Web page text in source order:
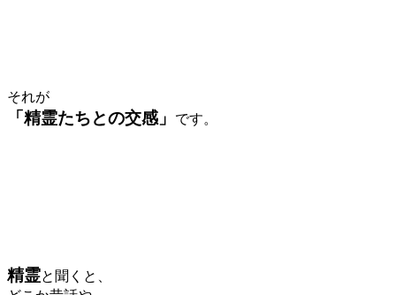
それが
「精霊たちとの交感」 です。
精霊と聞くと、